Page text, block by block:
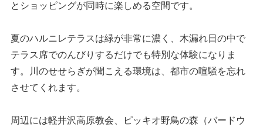
とショッピングが同時に楽しめる空間です。
夏のハルニレテラスは緑が非常に濃く、木漏れ日の中で
テラス席でのんびりするだけでも特別な体験になりま
す。川のせせらぎが聞こえる環境は、都市の喧騒を忘れ
させてくれます。
周辺には軽井沢高原教会、ピッキオ野鳥の森（バードウ